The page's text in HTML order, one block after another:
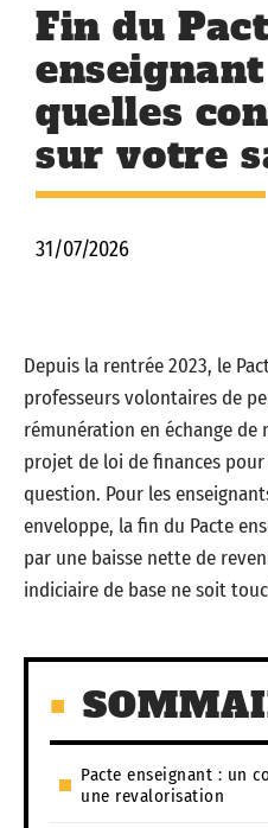
Fin du
quelles
sur votre
31/07/2026
Depuis la rentrée 2023, le
professeurs volontaires de
rémunération en échange de
projet de loi de finances
question. Pour les
enveloppe, la fin du Pacte
par une baisse nette de
indiciaire de base ne soit
Pacte enseignant : un
une revalorisation